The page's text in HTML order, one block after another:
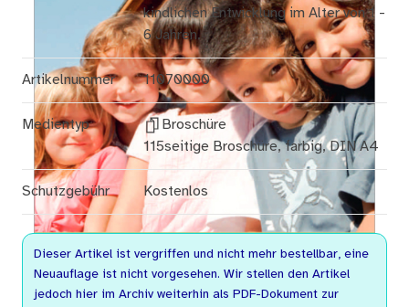
kindlichen Entwicklung im Alter von 1 -
6 Jahren.
Artikelnummer 11070000
Medientyp
Broschüre
115seitige Broschüre, farbig, DIN A4
Schutzgebühr Kostenlos
Dieser Artikel ist vergriffen und nicht mehr bestellbar, eine
Neuauflage ist nicht vorgesehen. Wir stellen den Artikel
jedoch hier im Archiv weiterhin als PDF-Dokument zur